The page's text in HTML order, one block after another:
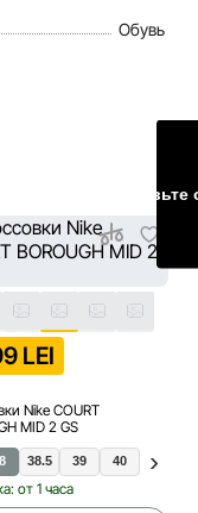
разумные
Обувь
LEI
Nike COURT
MID 2 GS
38.5 39 40 35.5
от 1 часа
Оставьте